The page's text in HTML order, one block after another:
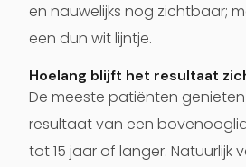
en nauwelijks nog zichtbaar;
een dun wit lijntje.
Hoelang blijft het resultaat
De meeste patiënten
resultaat van een
tot 15 jaar of langer. Natuurlijk